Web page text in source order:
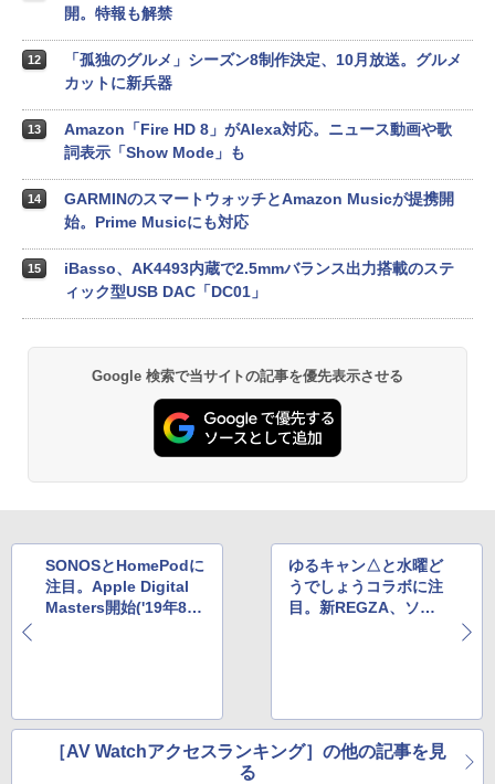
開。特報も解禁
12
「孤独のグルメ」シーズン8制作決定、10月放送。グルメ
カットに新兵器
13
Amazon「Fire HD 8」がAlexa対応。ニュース動画や歌
詞表示「Show Mode」も
14
GARMINのスマートウォッチとAmazon Musicが提携開
始。Prime Musicにも対応
15
iBasso、AK4493内蔵で2.5mmバランス出力搭載のステ
ィック型USB DAC「DC01」
Google 検索で当サイトの記事を優先表示させる
SONOSとHomePodに
注目。Apple Digital
Masters開始('19年8月
ゆるキャン△と水曜ど
うでしょうコラボに注
目。新REGZA、ソニ
［AV Watchアクセスランキング］の他の記事を見
る